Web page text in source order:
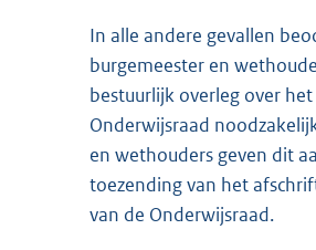
In alle andere gevallen
burgemeester en
bestuurlijk overleg over
Onderwijsraad
en wethouders geven dit
toezending van het
van de Onderwijsraad.